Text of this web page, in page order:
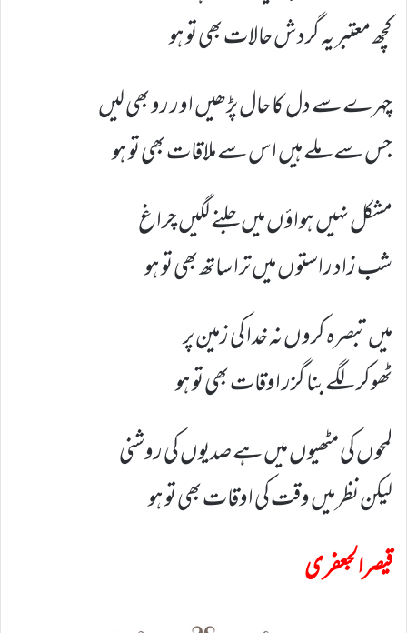
کچھ معتبر یہ گردش حالات بھی تو ہو
چہرے سے دل کا حال پڑھیں اور رو بھی لیں
جس سے ملے ہیں اس سے ملاقات بھی تو ہو
مشکل نہیں ہواؤں میں جلنے لگیں چراغ
شب زاد راستوں میں ترا ساتھ بھی تو ہو
میں تبصرہ کروں نہ خدا کی زمین پر
ٹھوکر لگے بنا گزر اوقات بھی تو ہو
لمحوں کی مٹھیوں میں ہے صدیوں کی روشنی
لیکن نظر میں وقت کی اوقات بھی تو ہو
قیصرالجعفری